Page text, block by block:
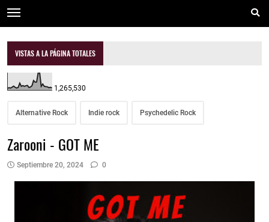
VISTAS A LA PÁGINA TOTALES
1,265,530
Alternative Rock Indie rock Psychedelic Rock
Zarooni - GOT ME
Septiembre 20, 2024 0